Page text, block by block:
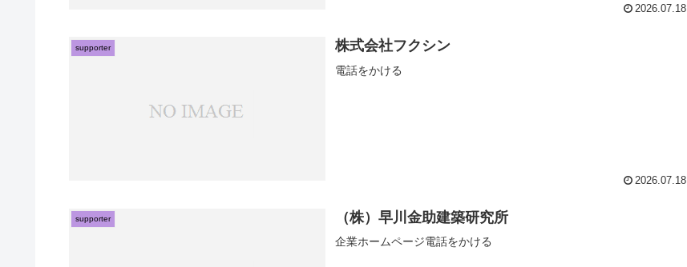
2026.07.18
supporter 株式会社フクシン
電話をかける
2026.07.18
supporter （株）早川金助建築研究所
企業ホームページ電話をかける